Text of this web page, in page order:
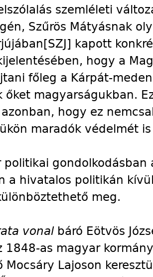
szemléleti
Szűrös Mátyásnak
[SZJ] kapott
hogy a
főleg a Kárpát-
őket magyarságukban.
hogy ez
maradók védelmét
politikai gondolkodásban
a hivatalos politikán
meg.
vonalbáró Eötvös
1848-as magyar
Mocsáry Lajoson